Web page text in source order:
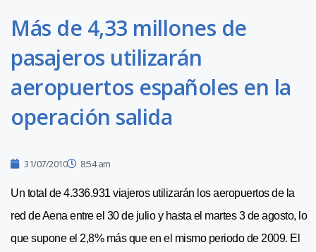
Más de 4,33 millones de
pasajeros utilizarán
aeropuertos españoles en la
operación salida
31/07/2010 8:54 am
Un total de 4.336.931 viajeros utilizarán los aeropuertos de la
red de Aena entre el 30 de julio y hasta el martes 3 de agosto, lo
que supone el 2,8% más que en el mismo periodo de 2009. El